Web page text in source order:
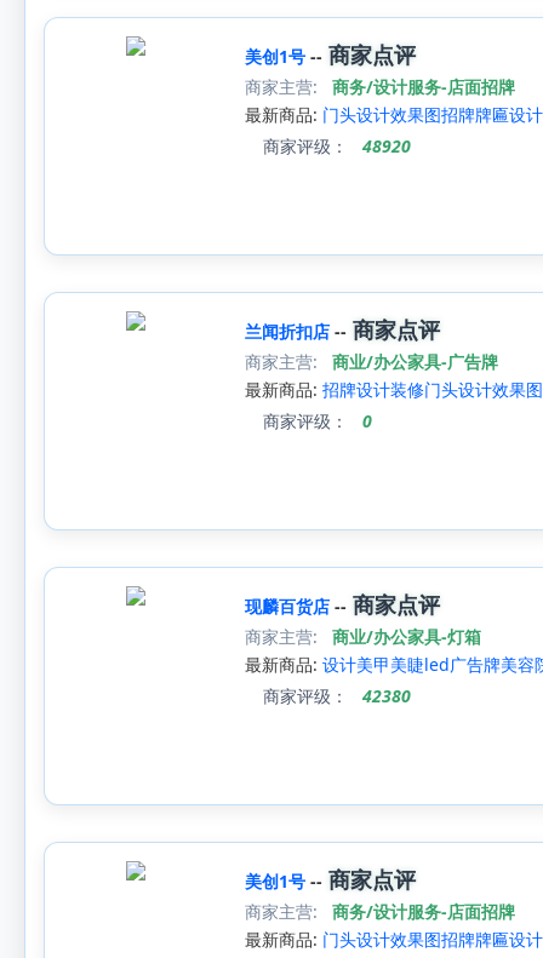
美创1号 -- 商家点评
商家主营:
商务/设计服务-店面招牌
最新商品: 门头设计效果图招牌牌匾设
商家评级：
48920
兰闻折扣店 -- 商家点评
商家主营:
商业/办公家具-广告牌
最新商品: 招牌设计装修门头设计效果
商家评级：
0
现麟百货店 -- 商家点评
商家主营:
商业/办公家具-灯箱
最新商品: 设计美甲美睫led广告牌美容
商家评级：
42380
美创1号 -- 商家点评
商家主营:
商务/设计服务-店面招牌
最新商品: 门头设计效果图招牌牌匾设